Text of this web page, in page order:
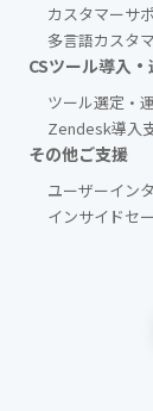
カスタマーサ
多言語カスタ
CSツール導入
ツール選定・
Zendesk導入
その他ご支援​
ユーザーイン
インサイドセ